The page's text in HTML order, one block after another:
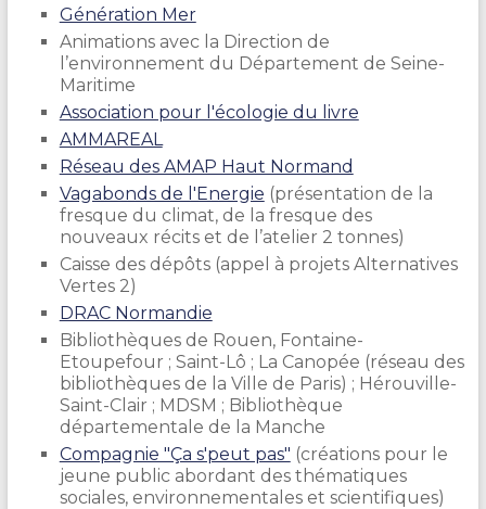
Génération Mer
Animations avec la Direction de
l’environnement du Département de Seine-
Maritime
Association pour l'écologie du livre
AMMAREAL
Réseau des AMAP Haut Normand
Vagabonds de l'Energie (présentation de la
fresque du climat, de la fresque des
nouveaux récits et de l’atelier 2 tonnes)
Caisse des dépôts (appel à projets Alternatives
Vertes 2)
DRAC Normandie
Bibliothèques de Rouen, Fontaine-
Etoupefour ; Saint-Lô ; La Canopée (réseau des
bibliothèques de la Ville de Paris) ; Hérouville-
Saint-Clair ; MDSM ; Bibliothèque
départementale de la Manche
Compagnie "Ça s'peut pas" (créations pour le
jeune public abordant des thématiques
sociales, environnementales et scientifiques)